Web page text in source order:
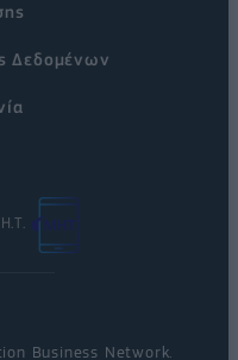
Δεδομένων
Business Network